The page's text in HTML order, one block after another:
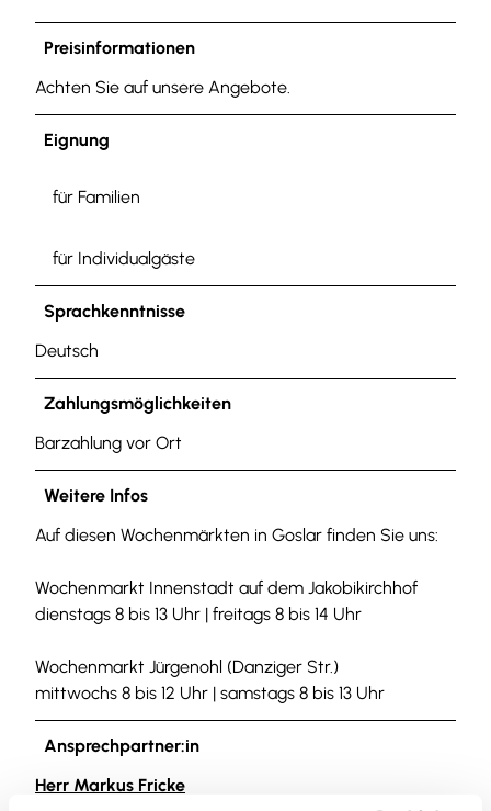
Preisinformationen
Achten Sie auf unsere Angebote.
Eignung
für Familien
für Individualgäste
Sprachkenntnisse
Deutsch
Zahlungsmöglichkeiten
Barzahlung vor Ort
Weitere Infos
Auf diesen Wochenmärkten in Goslar finden Sie uns:
Wochenmarkt Innenstadt auf dem Jakobikirchhof
dienstags 8 bis 13 Uhr | freitags 8 bis 14 Uhr
Wochenmarkt Jürgenohl (Danziger Str.)
mittwochs 8 bis 12 Uhr | samstags 8 bis 13 Uhr
Ansprechpartner:in
Herr Markus Fricke